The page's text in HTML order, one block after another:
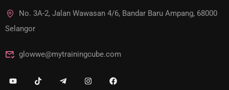
No. 3A-2, Jalan Wawasan 4/6, Bandar Baru Ampang, 68000
Selangor
glowwe@mytrainingcube.com